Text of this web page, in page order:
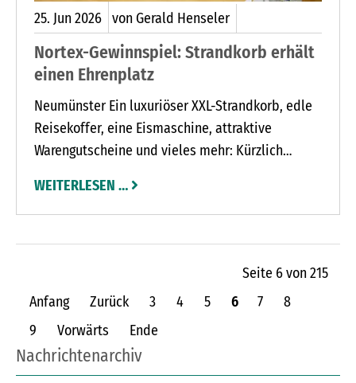
25. Jun2026 von Gerald Henseler
Nortex-Gewinnspiel: Strandkorb erhält
einen Ehrenplatz
Neumünster Ein luxuriöser XXL-Strandkorb, edle
Reisekoffer, eine Eismaschine, attraktive
Warengutscheine und vieles mehr: Kürzlich
Gewinnspielen, die das Modehaus gemeinsam
mit seinen Lieferanten im Frühling veranstaltete.
Der Gesamtwert: über 4.000 Euro! Elf Kundinnen
Geschenke.
WEITERLESEN …
Seite 6 von 215
Anfang
Zurück 3 4 5 6 7
8
9
Vorwärts Ende
Nachrichtenarchiv